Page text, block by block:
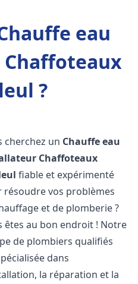
eau
?
cherchez un Chauffe eau
Chaffoteaux
fiable et expérimenté
résoudre vos problèmes
et de plomberie ?
êtes au bon endroit ! Notre
de plombiers qualifiés
dans
la réparation et la